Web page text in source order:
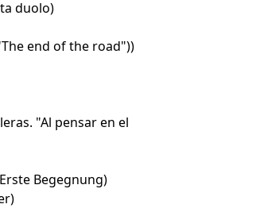
duolo)
end of the road"))
"Al pensar en el
Begegnung)